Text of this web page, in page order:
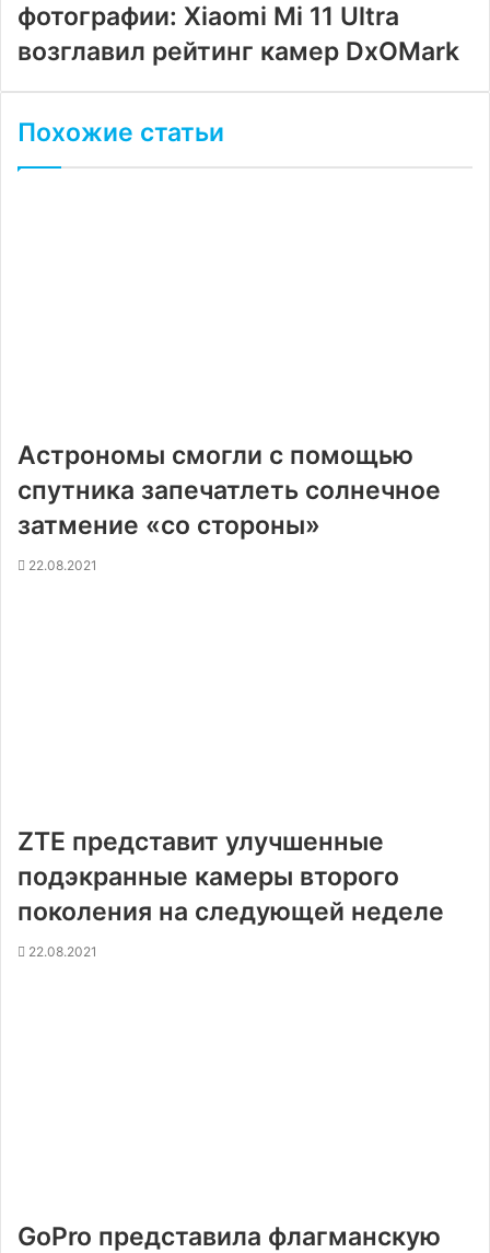
фотографии: Xiaomi Mi 11 Ultra
возглавил рейтинг камер DxOMark
Похожие статьи
Астрономы смогли с помощью
спутника запечатлеть солнечное
затмение «со стороны»
22.08.2021
ZTE представит улучшенные
подэкранные камеры второго
поколения на следующей неделе
22.08.2021
GoPro представила флагманскую